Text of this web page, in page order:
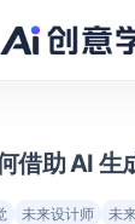
借助 AI 生
未来设计师 未